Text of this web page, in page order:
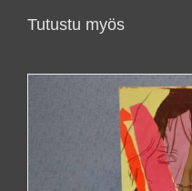
Tutustu myös